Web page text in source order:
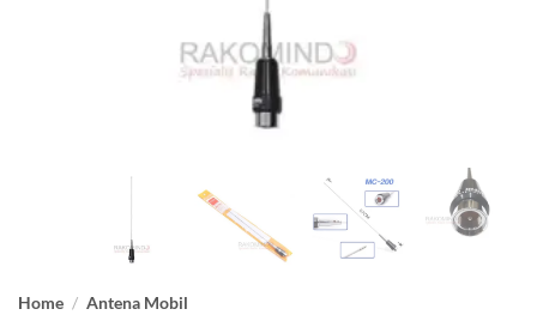
Home / Antena Mobil